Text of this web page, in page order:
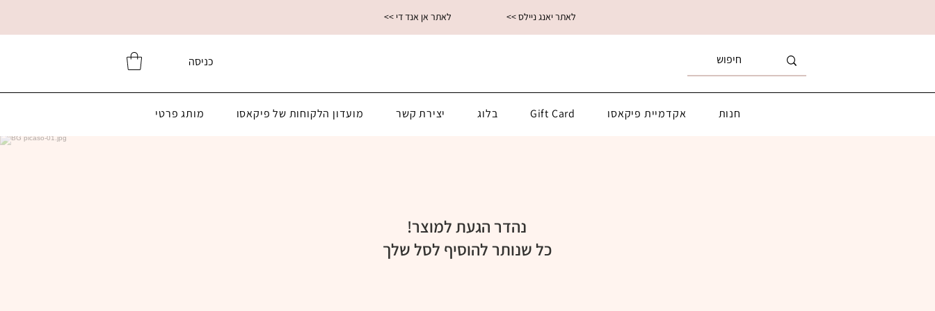
<< לאתר אן אנד די << לאתר יאנג ניילס
כניסה
חנות אקדמיית פיקאסו Gift Card בלוג יצירת קשר מועדון הלקוחות של פיקאסו מותג פרטי
נהדר הגעת למוצר!
כל שנותר להוסיף לסל שלך